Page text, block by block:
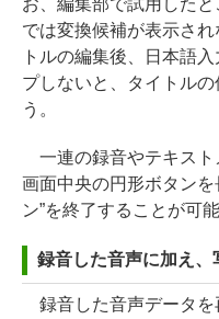
では変換候補が表示さ
トルの編集後、日本語
プしないと、タイトル
う。
一連の録音やテキスト
画面中央の円形ボタンを
ン”を終了することが可能
録音した音声に加え、
録音した音声データを